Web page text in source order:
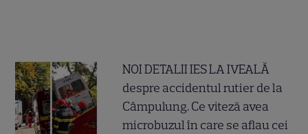
NOI DETALII IES LA IVEALĂ
despre accidentul rutier de la
Câmpulung. Ce viteză avea
microbuzul în care se aflau cei